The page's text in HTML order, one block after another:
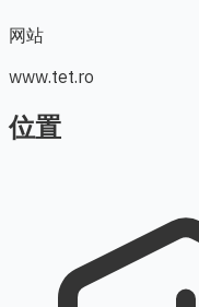
网站
www.tet.ro
位置